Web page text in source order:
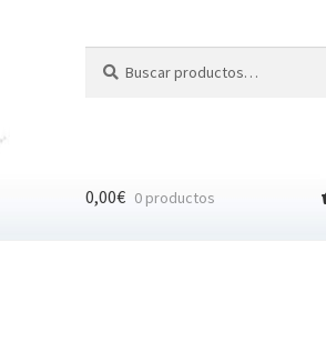
por:
0,00€ 0 productos